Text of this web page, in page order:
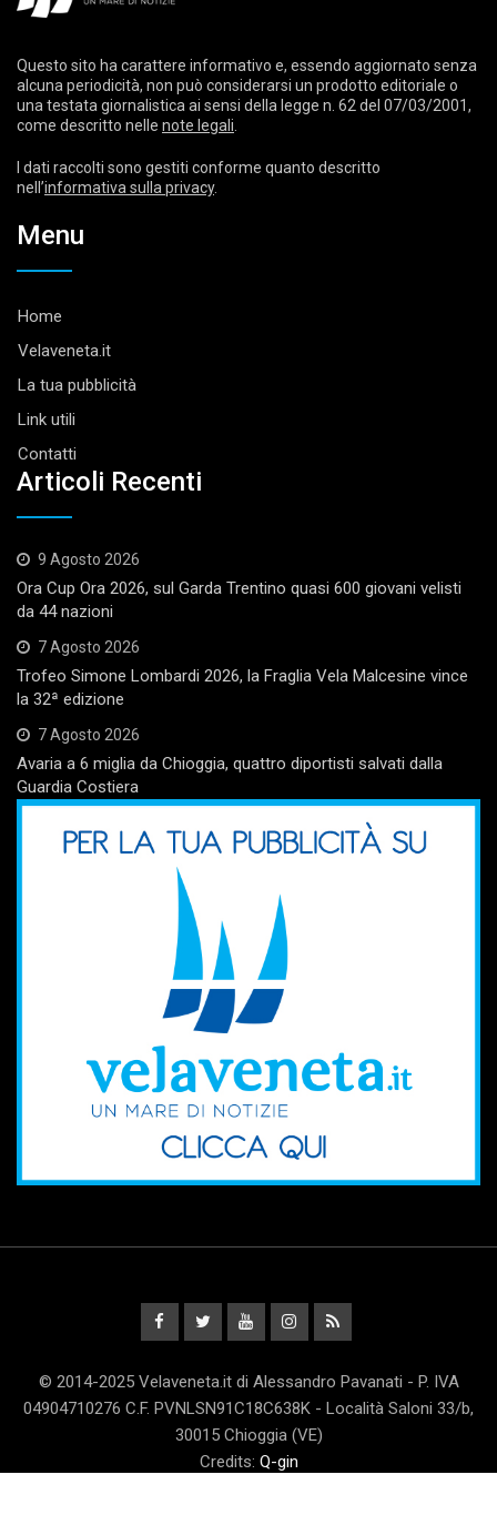
Questo sito ha carattere informativo e, essendo aggiornato senza
alcuna periodicità, non può considerarsi un prodotto editoriale o
una testata giornalistica ai sensi della legge n. 62 del 07/03/2001,
come descritto nelle note legali
I dati raccolti sono gestiti conforme quanto descritto
nell’informativa sulla privacy.
Menu
Home
Velaveneta.it
La tua pubblicità
Link utili
Contatti
Articoli Recenti
9 Agosto 2026
Ora Cup Ora 2026, sul Garda Trentino quasi 600 giovani velisti
da 44 nazioni
7 Agosto 2026
Trofeo Simone Lombardi 2026, la Fraglia Vela Malcesine vince
la 32ª edizione
7 Agosto 2026
Avaria a 6 miglia da Chioggia, quattro diportisti salvati dalla
Guardia Costiera
© 2014-2025 Velaveneta.it di Alessandro Pavanati - P. IVA
04904710276 C.F. PVNLSN91C18C638K - Località Saloni 33/b,
30015 Chioggia (VE)
Credits: Q-gin